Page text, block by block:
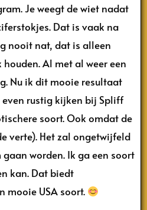
Je weegt de wiet nadat
Dat is vaak na
nooit nat, dat is alleen
Al met al weer een
Nu ik dit mooie resultaat
rustig kijken bij Spliff
soort. Ook omdat de
verte). Het zal ongetwijfeld
worden. Ik ga een soort
kan. Dat biedt
mooie USA soort.